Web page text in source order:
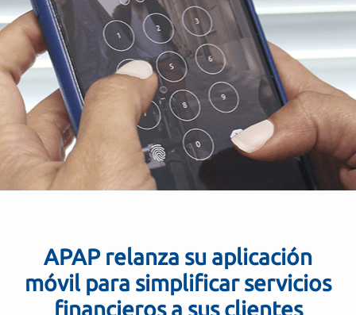
APAP relanza su aplicación
móvil para simplificar servicios
financieros a sus clientes